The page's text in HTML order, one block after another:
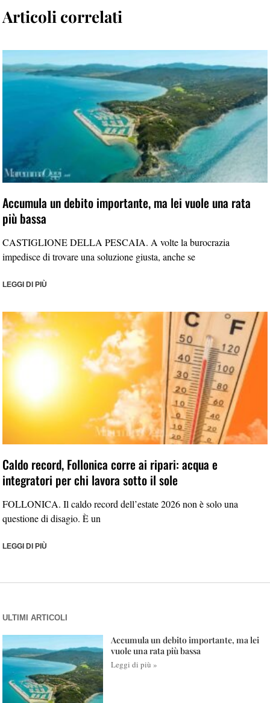
Articoli correlati
Accumula un debito importante, ma lei vuole una rata
più bassa
CASTIGLIONE DELLA PESCAIA. A volte la burocrazia
impedisce di trovare una soluzione giusta, anche se
LEGGI DI PIÙ
Caldo record, Follonica corre ai ripari: acqua e
integratori per chi lavora sotto il sole
FOLLONICA. Il caldo record dell’estate 2026 non è solo una
questione di disagio. È un
LEGGI DI PIÙ
ULTIMI ARTICOLI
Accumula un debito importante, ma lei
vuole una rata più bassa
Leggi di più »